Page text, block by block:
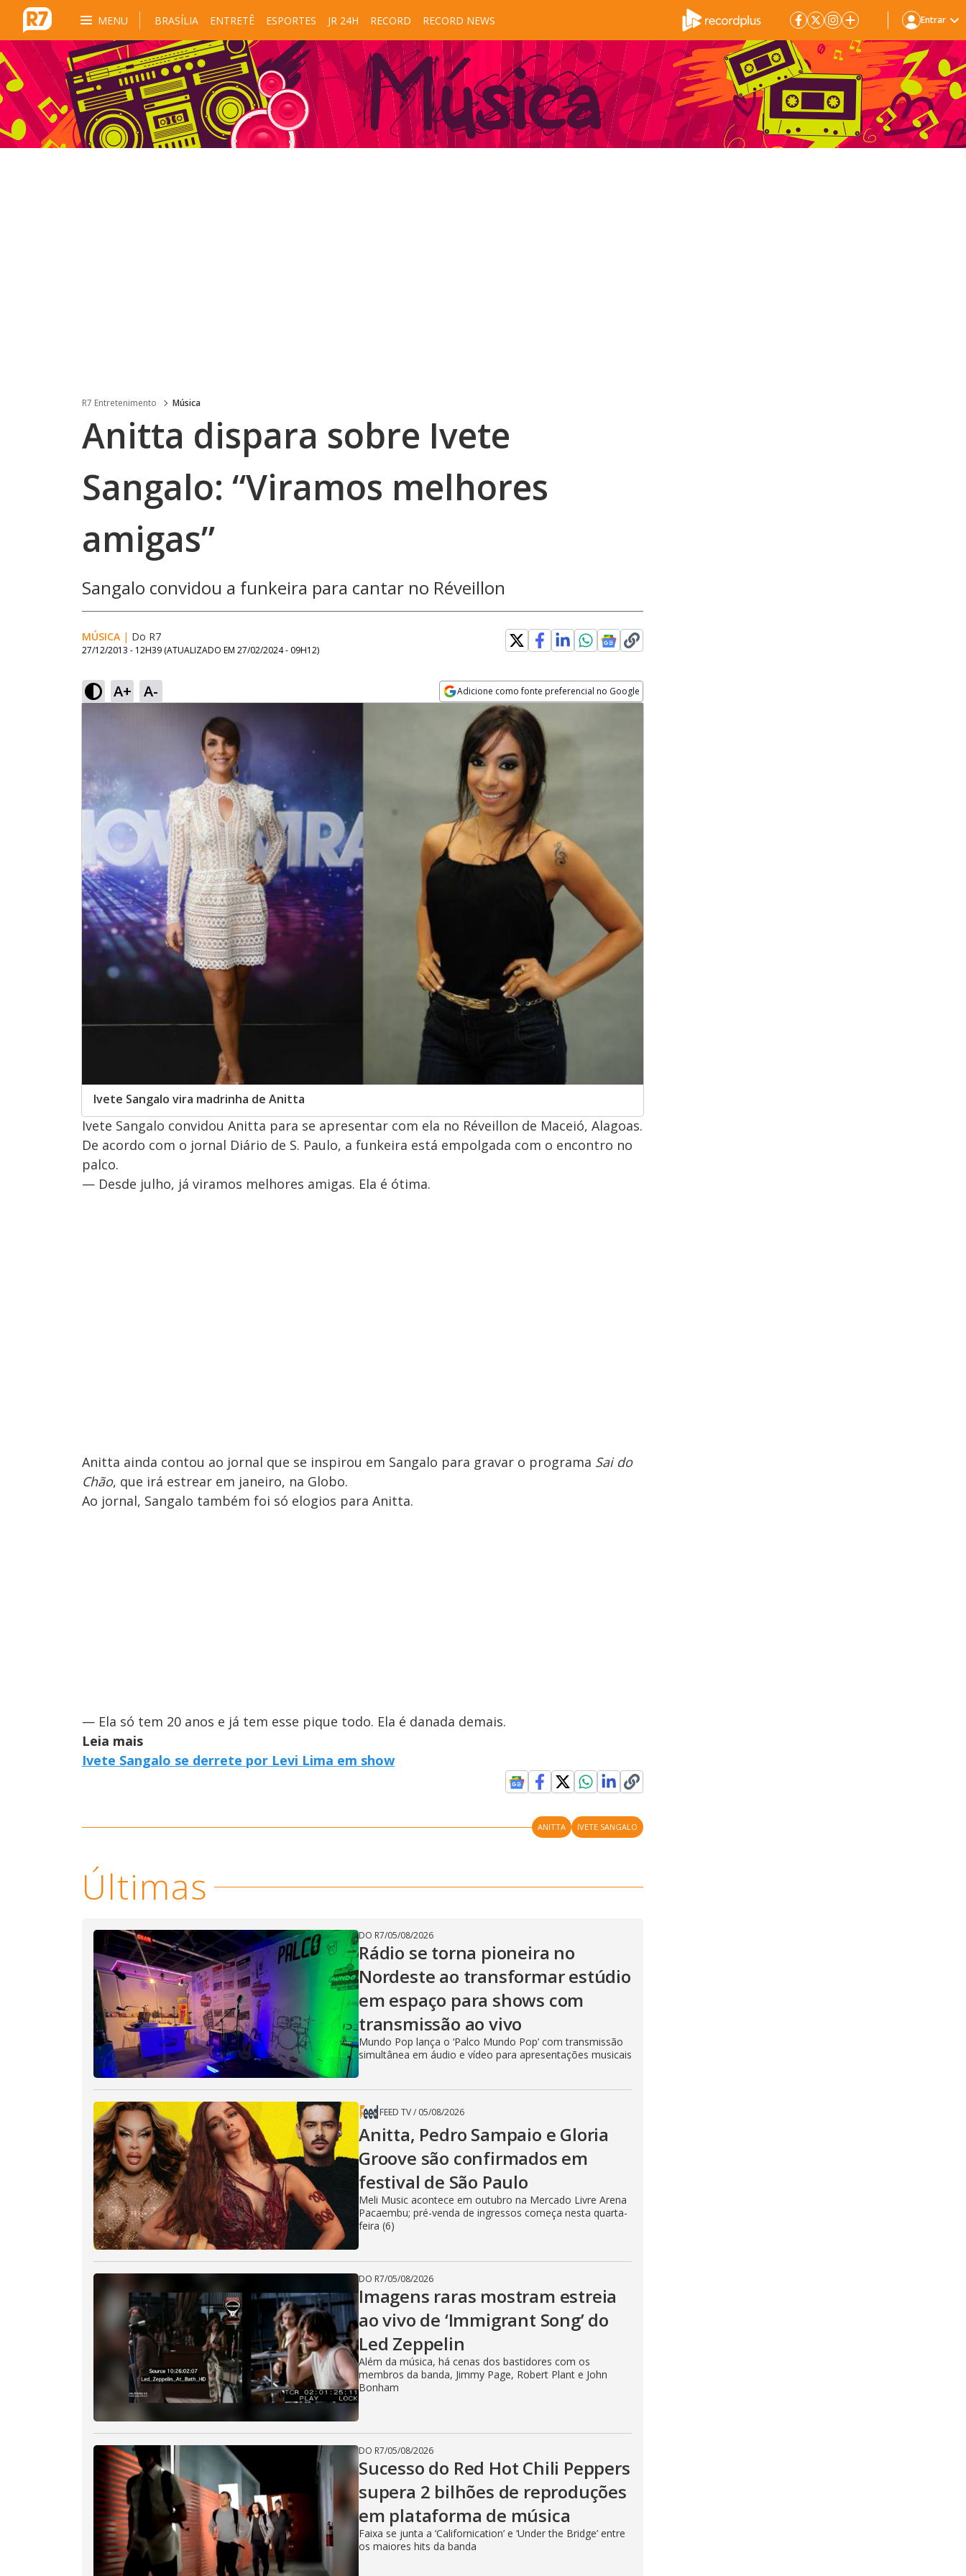
MENU BRASÍLIA ENTRETÊ ESPORTES JR 24H RECORD RECORD NEWS Entrar
R7 Entretenimento Música
Anitta dispara sobre Ivete
Sangalo: “Viramos melhores
amigas”
Sangalo convidou a funkeira para cantar no Réveillon
MÚSICA | Do R7
27/12/2013 - 12H39 (ATUALIZADO EM 27/02/2024 - 09H12)
A+ A- Adicione como fonte preferencial no Google
Opens in new window
Ivete Sangalo vira madrinha de Anitta
Ivete Sangalo convidou Anitta para se apresentar com ela no Réveillon de Maceió, Alagoas.
De acordo com o jornal Diário de S. Paulo, a funkeira está empolgada com o encontro no
palco.
— Desde julho, já viramos melhores amigas. Ela é ótima.
Anitta ainda contou ao jornal que se inspirou em Sangalo para gravar o programa Sai do
Chão, que irá estrear em janeiro, na Globo.
Ao jornal, Sangalo também foi só elogios para Anitta.
— Ela só tem 20 anos e já tem esse pique todo. Ela é danada demais.
Leia mais
Ivete Sangalo se derrete por Levi Lima em show
ANITTA IVETE SANGALO
Últimas
DO R7/05/08/2026
Rádio se torna pioneira no
Nordeste ao transformar estúdio
em espaço para shows com
transmissão ao vivo
Mundo Pop lança o ‘Palco Mundo Pop’ com transmissão
simultânea em áudio e vídeo para apresentações musicais
FEED TV/ 05/08/2026
Anitta, Pedro Sampaio e Gloria
Groove são confirmados em
festival de São Paulo
Meli Music acontece em outubro na Mercado Livre Arena
Pacaembu; pré-venda de ingressos começa nesta quarta-
feira (6)
DO R7/05/08/2026
Imagens raras mostram estreia
ao vivo de ‘Immigrant Song’ do
Led Zeppelin
Além da música, há cenas dos bastidores com os
membros da banda, Jimmy Page, Robert Plant e John
Bonham
DO R7/05/08/2026
Sucesso do Red Hot Chili Peppers
supera 2 bilhões de reproduções
em plataforma de música
Faixa se junta a ‘Californication’ e ‘Under the Bridge’ entre
os maiores hits da banda